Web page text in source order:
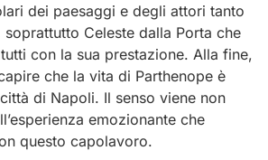
dei paesaggi e degli attori tanto
Celeste dalla Porta che
con la sua prestazione. Alla fine,
che la vita di Parthenope è
di Napoli. Il senso viene non
emozionante che
questo capolavoro.